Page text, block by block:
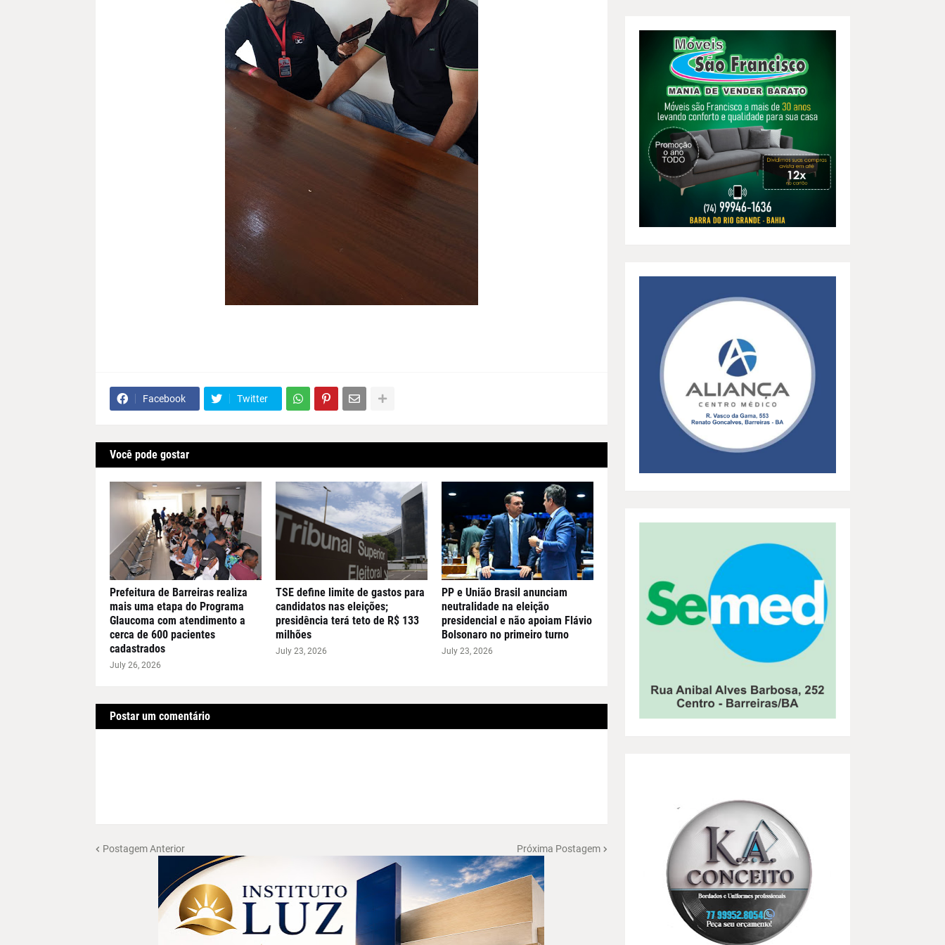
Facebook Twitter
Você pode gostar
Prefeitura de Barreiras realiza
mais uma etapa do Programa
Glaucoma com atendimento a
cerca de 600 pacientes
cadastrados
July 26, 2026
TSE define limite de gastos para
candidatos nas eleições;
presidência terá teto de R$ 133
milhões
July 23, 2026
PP e União Brasil anunciam
neutralidade na eleição
presidencial e não apoiam Flávio
Bolsonaro no primeiro turno
July 23, 2026
Postar um comentário
Postagem Anterior Próxima Postagem